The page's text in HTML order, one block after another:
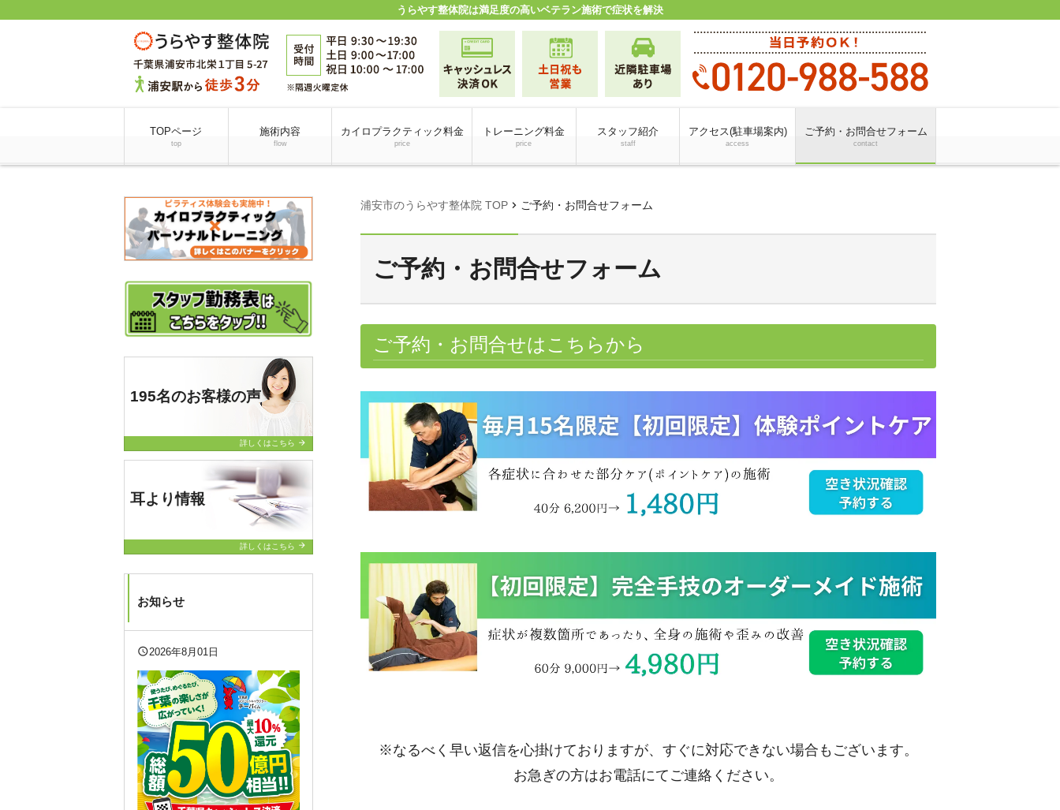
うらやす整体院は満足度の高いベテラン施術で症状を解決
TOPページ
top
施術内容
flow
カイロプラクティック料金
price
トレーニング料金
price
スタッフ紹介
staff
アクセス(駐車場案内)
access
ご予約・お問合せフォーム
contact
浦安市のうらやす整体院 TOP chevron_right ご予約・お問合せフォーム
ご予約・お問合せフォーム
ご予約・お問合せはこちらから
※なるべく早い返信を心掛けておりますが、すぐに対応できない場合もございます。
お急ぎの方はお電話にてご連絡ください。
195名のお客様の声
詳しくはこちら arrow_forward
耳より情報
詳しくはこちら arrow_forward
お知らせ
query_builder2026年8月01日